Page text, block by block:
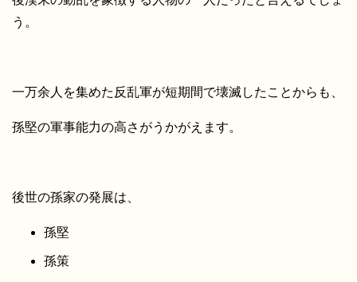
う。
一万余人を集めた反乱軍が短期間で壊滅したことからも、
孫堅の軍事能力の高さがうかがえます。
後世の孫家の発展は、
孫堅
孫策